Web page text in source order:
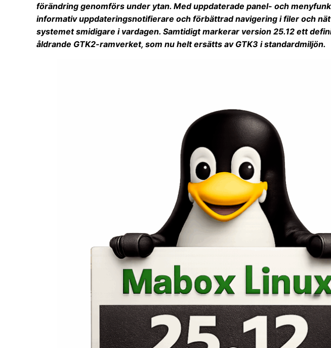
förändring genomförs under ytan. Med uppdaterade panel- och
informativ uppdateringsnotifierare och förbättrad navigering i filer och
systemet smidigare i vardagen. Samtidigt markerar version 25.12 ett
åldrande GTK2-ramverket, som nu helt ersätts av GTK3 i standardmiljön.